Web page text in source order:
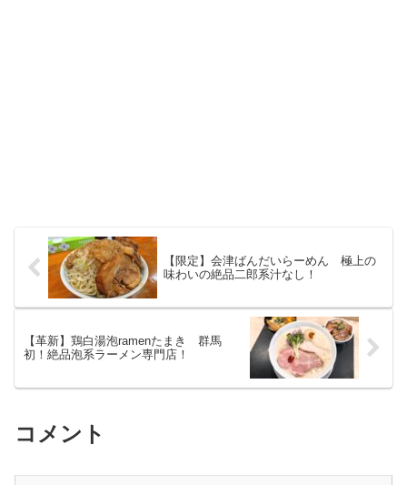
【限定】会津ばんだいらーめん 極上の
味わいの絶品二郎系汁なし！
【革新】鶏白湯泡ramenたまき 群馬
初！絶品泡系ラーメン専門店！
コメント